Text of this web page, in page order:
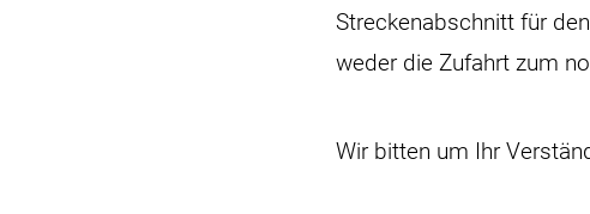
Streckenabschnitt für
weder die Zufahrt zum
Wir bitten um Ihr